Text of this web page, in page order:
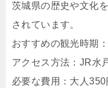
茨城県の歴史や文化
されています。
おすすめの観光時期
アクセス方法：JR水
必要な費用：大人